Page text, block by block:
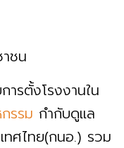
าชน
รตั้งโรงงานใน
รรม กำกับดูแล
ทศไทย(กนอ.) รวม